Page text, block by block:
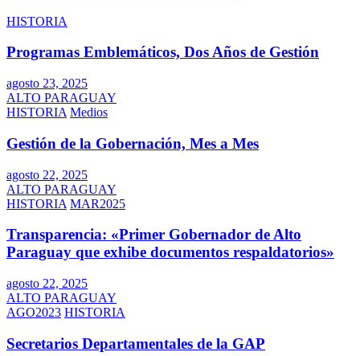
HISTORIA
Programas Emblemáticos, Dos Años de Gestión
agosto 23, 2025
ALTO PARAGUAY
HISTORIA Medios
Gestión de la Gobernación, Mes a Mes
agosto 22, 2025
ALTO PARAGUAY
HISTORIA MAR2025
Transparencia: «Primer Gobernador de Alto
Paraguay que exhibe documentos respaldatorios»
agosto 22, 2025
ALTO PARAGUAY
AGO2023 HISTORIA
Secretarios Departamentales de la GAP